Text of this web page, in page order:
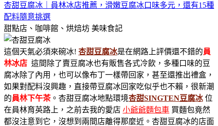
杏甜豆腐冰｜員林冰店推薦，滑嫩豆腐冰口味多元，還有15種
配料隨意挑選
甜點店、咖啡館、烘焙坊 美味食記
這個天氣必須來碗冰! 杏甜豆腐冰是在網路上評價還不錯的員
林冰店 這間除了賣豆腐冰也有販售各式冷飲，多種口味的豆
腐冰除了內用，也可以像布丁一樣帶回家，甚至還推出禮盒，
如果對配料沒興趣，直接帶豆腐冰回家吃似乎也不賴，很新潮
的員林下午茶。杏甜豆腐冰地點環境杏甜SINGTEN豆腐冰 位
在員林育英路上，之前去我的愛店 小爺爺麵包車 買麵包竟然
都沒注意到它，沒想到兩間店離得那麼近。杏甜豆腐冰的店面